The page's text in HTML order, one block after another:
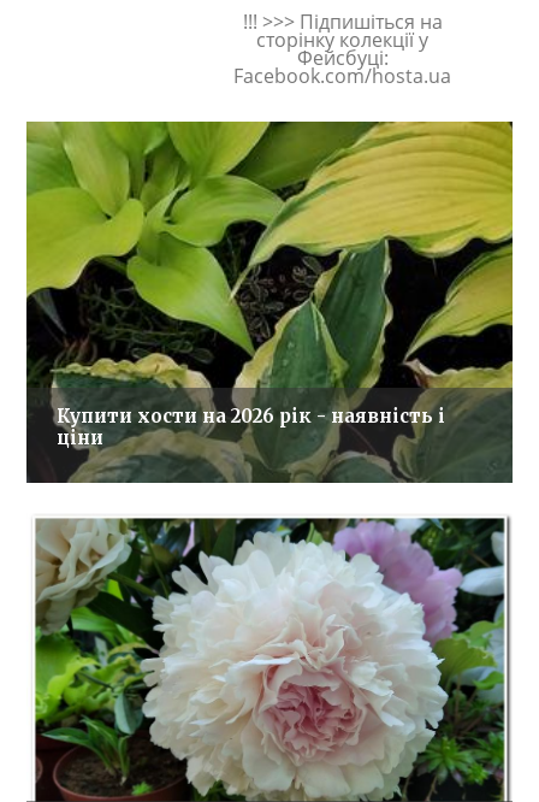
!!! >>> Підпишіться на
сторінку колекції у
Фейсбуці:
Facebook.com/hosta.ua
Купити хости на 2026 рік - наявність і
ціни